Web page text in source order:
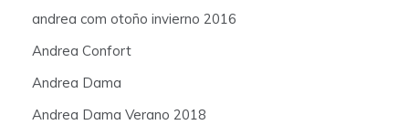
andrea com otoño invierno 2016
Andrea Confort
Andrea Dama
Andrea Dama Verano 2018